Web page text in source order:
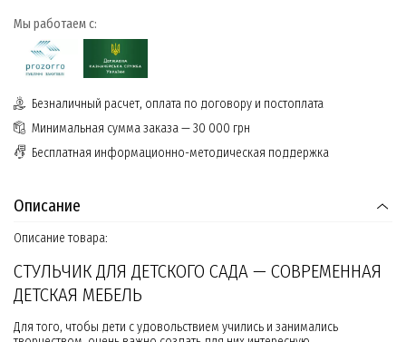
Мы работаем с:
Безналичный расчет, оплата по договору и постоплата
Минимальная сумма заказа — 30 000 грн
Бесплатная информационно-методическая поддержка
Описание
Описание товара:
СТУЛЬЧИК ДЛЯ ДЕТСКОГО САДА — СОВРЕМЕННАЯ
ДЕТСКАЯ МЕБЕЛЬ
Для того, чтобы дети с удовольствием учились и занимались